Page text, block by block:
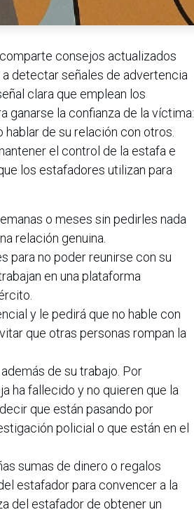
consejos actualizados
detectar señales de advertencia
clara que emplean los
ganarse la confianza de la víctima:
de su relación con otros.
el control de la estafa e
los estafadores utilizan para
o meses sin pedirles nada
relación genuina.
para no poder reunirse con su
en una plataforma
y le pedirá que no hable con
que otras personas rompan la
de su trabajo. Por
ha fallecido y no quieren que la
que están pasando por
policial o que están en el
sumas de dinero o regalos
estafador para convencer a la
del estafador de obtener un